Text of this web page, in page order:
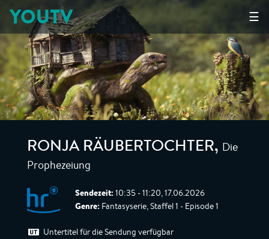
☰
YOUTV
RONJA RÄUBERTOCHTER, Die
Prophezeiung
Sendezeit: 10:35 - 11:20, 17.06.2026
Genre: Fantasyserie, Staffel 1 - Episode 1
Untertitel für die Sendung verfügbar